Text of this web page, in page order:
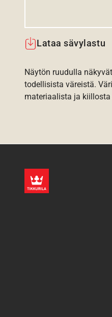
Lataa sävylastu
Näytön ruudulla
todellisista väreistä.
materiaalista ja